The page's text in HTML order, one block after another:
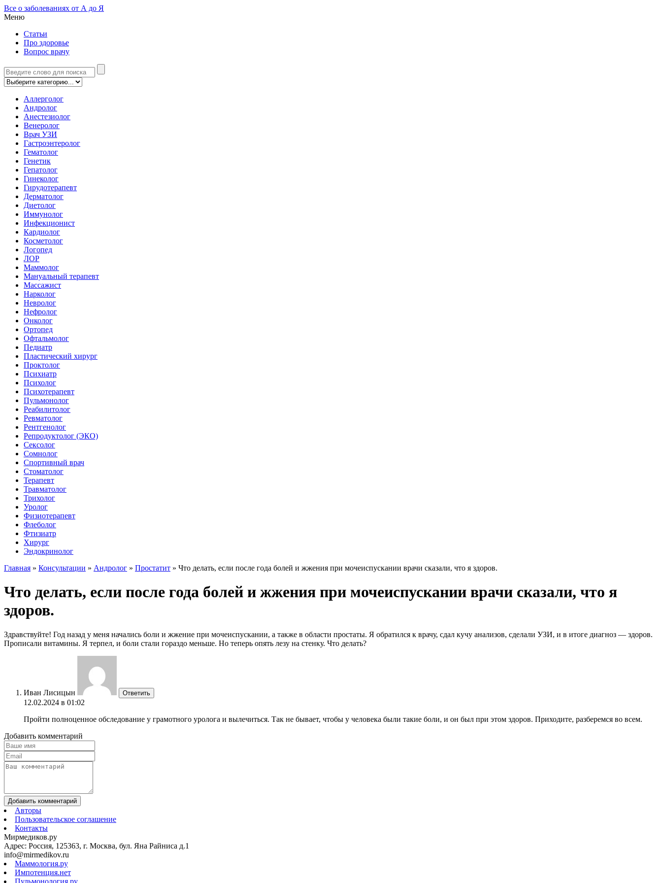
Все о заболеваниях от А до Я
Меню
Статьи
Про здоровье
Вопрос врачу
Аллерголог
Андролог
Анестезиолог
Венеролог
Врач УЗИ
Гастроэнтеролог
Гематолог
Генетик
Гепатолог
Гинеколог
Гирудотерапевт
Дерматолог
Диетолог
Иммунолог
Инфекционист
Кардиолог
Косметолог
Логопед
ЛОР
Маммолог
Мануальный терапевт
Массажист
Нарколог
Невролог
Нефролог
Онколог
Ортопед
Офтальмолог
Педиатр
Пластический хирург
Проктолог
Психиатр
Психолог
Психотерапевт
Пульмонолог
Реабилитолог
Ревматолог
Рентгенолог
Репродуктолог (ЭКО)
Сексолог
Сомнолог
Спортивный врач
Стоматолог
Терапевт
Травматолог
Трихолог
Уролог
Физиотерапевт
Флеболог
Фтизиатр
Хирург
Эндокринолог
Главная » Консультации » Андролог » Простатит » Что делать, если после года болей и жжения при мочеиспускании врачи сказали, что я здоров.
Что делать, если после года болей и жжения при мочеиспускании врачи сказали, что я
здоров.
Здравствуйте! Год назад у меня начались боли и жжение при мочеиспускании, а также в области простаты. Я обратился к врачу, сдал кучу анализов, сделали УЗИ, и в итоге диагноз — здоров.
Прописали витамины. Я терпел, и боли стали гораздо меньше. Но теперь опять лезу на стенку. Что делать?
Иван Лисицын Ответить
12.02.2024 в 01:02
Пройти полноценное обследование у грамотного уролога и вылечиться. Так не бывает, чтобы у человека были такие боли, и он был при этом здоров. Приходите, разберемся во всем.
Добавить комментарий
Добавить комментарий
Авторы
Пользовательское соглашение
Контакты
Мирмедиков.ру
Адрес: Россия, 125363, г. Москва, бул. Яна Райниса д.1
info@mirmedikov.ru
Маммология.ру
Импотенция.нет
Пульмонология.ру